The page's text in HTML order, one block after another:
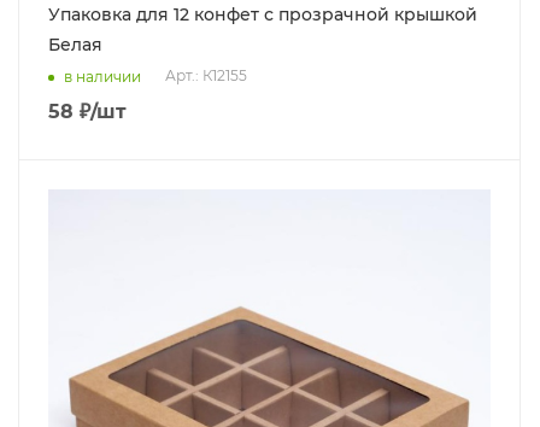
Упаковка для 12 конфет с прозрачной крышкой
Белая
в наличии Арт.: К12155
58 ₽/шт